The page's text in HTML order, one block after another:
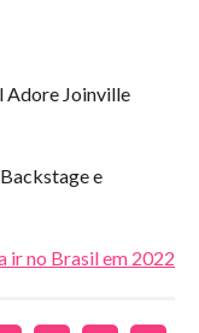
Adore Joinville
e
ir no Brasil em 2022